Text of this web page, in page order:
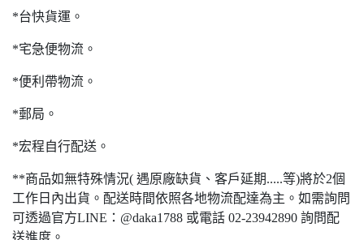
*台快貨運。
*宅急便物流。
*便利帶物流。
*郵局。
*宏程自行配送。
**商品如無特殊情況( 遇原廠缺貨、客戶延期.....等)將於2個
工作日內出貨。配送時間依照各地物流配達為主。如需詢問
可透過官方LINE：@daka1788 或電話 02-23942890 詢問配
送進度。